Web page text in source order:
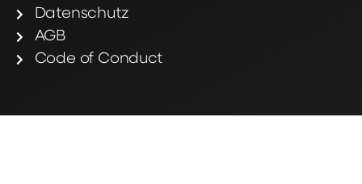
Datenschutz
AGB
Code of Conduct